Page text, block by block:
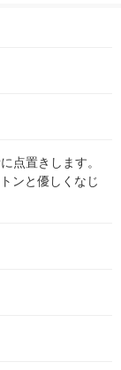
点置きします。
ンと優しくなじ